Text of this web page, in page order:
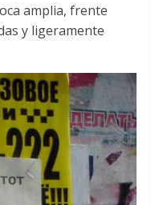
amplia, frente
y ligeramente